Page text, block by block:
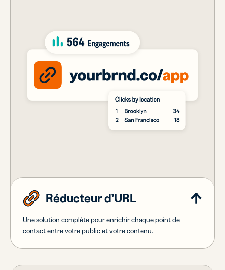
Réducteur d’URL
Une solution complète pour enrichir chaque point de
contact entre votre public et votre contenu.